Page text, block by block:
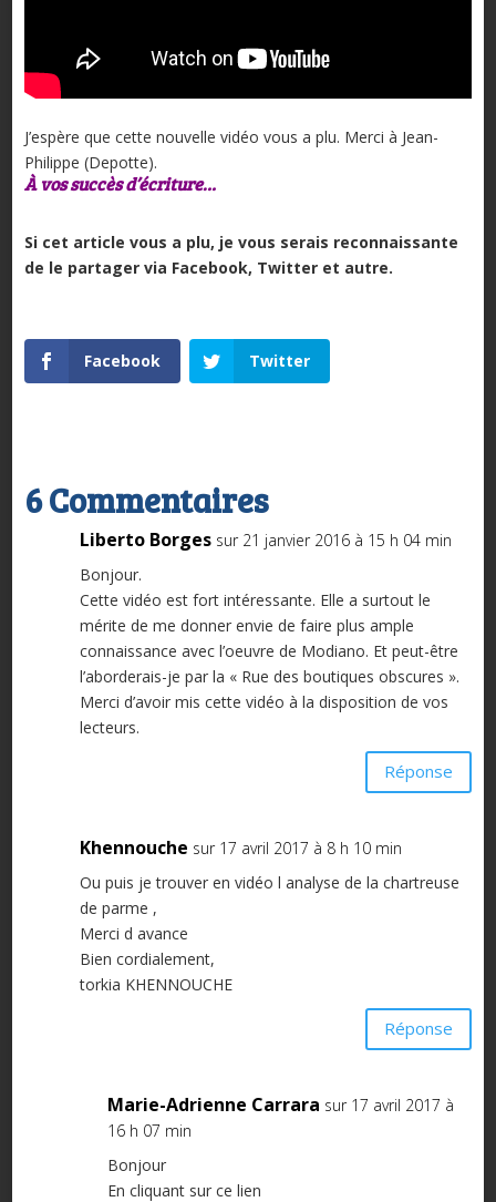
J’espère que cette nouvelle vidéo vous a plu. Merci à Jean-
Philippe (Depotte).
À vos succès d’écriture…
Si cet article vous a plu, je vous serais reconnaissante
de le partager via Facebook, Twitter et autre.
Facebook Twitter
6 Commentaires
Liberto Borges sur 21 janvier 2016 à 15 h 04 min
Bonjour.
Cette vidéo est fort intéressante. Elle a surtout le
mérite de me donner envie de faire plus ample
connaissance avec l’oeuvre de Modiano. Et peut-être
l’aborderais-je par la « Rue des boutiques obscures ».
Merci d’avoir mis cette vidéo à la disposition de vos
lecteurs.
Réponse
Khennouche sur 17 avril 2017 à 8 h 10 min
Ou puis je trouver en vidéo l analyse de la chartreuse
de parme ,
Merci d avance
Bien cordialement,
torkia KHENNOUCHE
Réponse
Marie-Adrienne Carrara sur 17 avril 2017 à
16 h 07 min
Bonjour
En cliquant sur ce lien